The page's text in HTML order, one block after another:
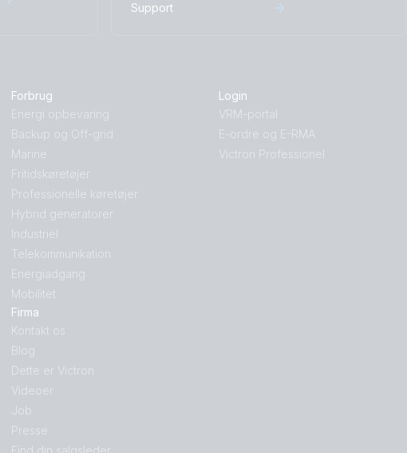
Support
Forbrug
Energi opbevaring
Backup og Off-grid
Marine
Fritidskøretøjer
Professionelle køretøjer
Hybrid generatorer
Industriel
Telekommunikation
Energiadgang
Mobilitet
Firma
Kontakt os
Blog
Dette er Victron
Videoer
Job
Presse
Find din salgsleder
Login
VRM-portal
E-ordre og E-RMA
Victron Professionel